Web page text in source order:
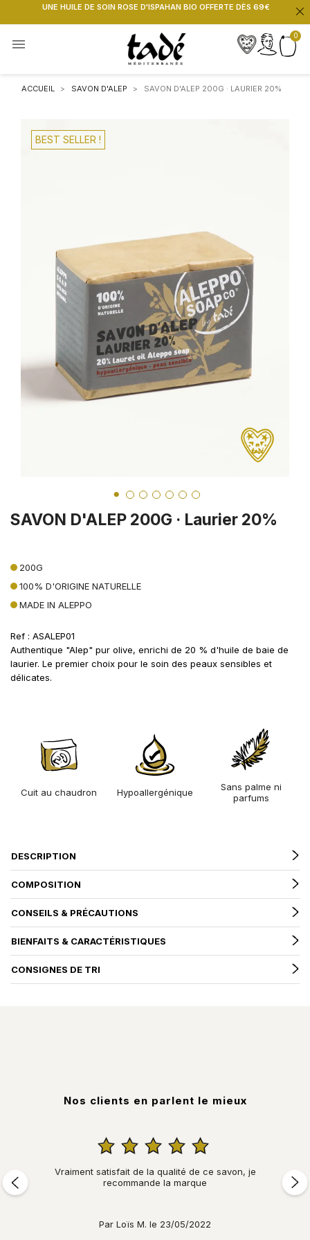
UNE HUILE DE SOIN ROSE D'ISPAHAN BIO OFFERTE DÈS 69€

ACCUEIL SAVON D'ALEP SAVON D'ALEP 200G · LAURIER 20%
BEST SELLER !
SAVON D'ALEP 200G · Laurier 20%
200G
100% D'ORIGINE NATURELLE
MADE IN ALEPPO
Ref : ASALEP01
Authentique "Alep" pur olive, enrichi de 20 % d'huile de baie de
laurier. Le premier choix pour le soin des peaux sensibles et
délicates.
Cuit au chaudron Hypoallergénique
Sans palme ni
parfums
DESCRIPTION
COMPOSITION
CONSEILS & PRÉCAUTIONS
BIENFAITS & CARACTÉRISTIQUES
CONSIGNES DE TRI
Nos clients en parlent le mieux
    
Vraiment satisfait de la qualité de ce savon, je
recommande la marque
Par Loïs M. le 23/05/2022